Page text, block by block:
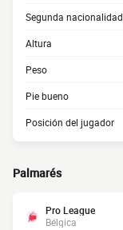
Segunda nacionalidad
Altura
Peso
Pie bueno
Posición del jugador
Palmarés
Pro League
Bélgica